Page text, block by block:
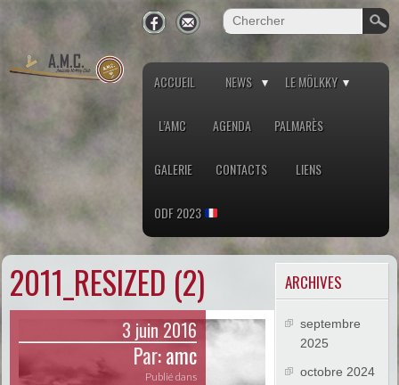
ACCUEIL NEWS LE MÖLKKY
L’AMC AGENDA PALMARÈS
GALERIE CONTACTS LIENS
ODF 2023
2011_RESIZED (2)
3 juin 2016
Par:amc
Publié dans
ARCHIVES
septembre
2025
octobre 2024